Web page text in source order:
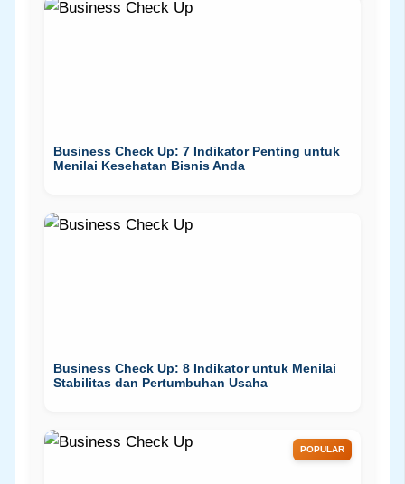
Business Check Up: 7 Indikator Penting untuk
Menilai Kesehatan Bisnis Anda
Business Check Up: 8 Indikator untuk Menilai
Stabilitas dan Pertumbuhan Usaha
POPULAR